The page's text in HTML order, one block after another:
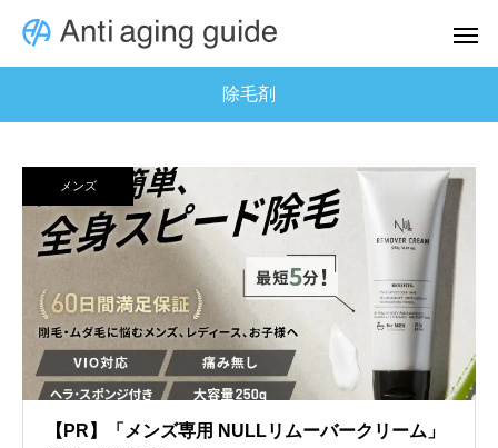
除毛剤
メンズ
【PR】「メンズ専用 NULLリムーバークリーム」